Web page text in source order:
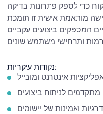
כדי לספק פתרונות בדיקה
מותאמת אישית זו תומכת
המספקים ביצועים עקביים
נקודות עיקריות:
אינטרנט ומובייל
לניתוח ביצועים
ואמינות של יישומים